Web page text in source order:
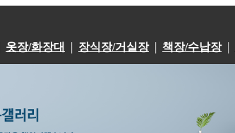
옷장/화장대 | 장식장/거실장 | 책장/수납장 |